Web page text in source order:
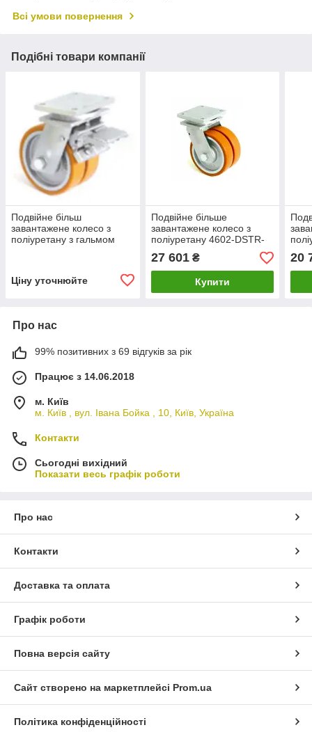
Всі умови повернення
Подібні товари компанії
Подвійне більш
завантажене колесо з
поліуретану з гальмом
Ціну уточнюйте
Подвійне більше
завантажене колесо з
поліуретану 4602-DSTR-
251-B
27 601₴
Купити
20
Про нас
99% позитивних з 69 відгуків за рік
Працює з 14.06.2018
м. Київ
м. Київ , вул. Івана Бойка , 10, Київ, Україна
Контакти
Сьогодні вихідний
Показати весь графік роботи
Про нас
Контакти
Доставка та оплата
Графік роботи
Повна версія сайту
Сайт створено на маркетплейсі Prom.ua
Політика конфіденційності